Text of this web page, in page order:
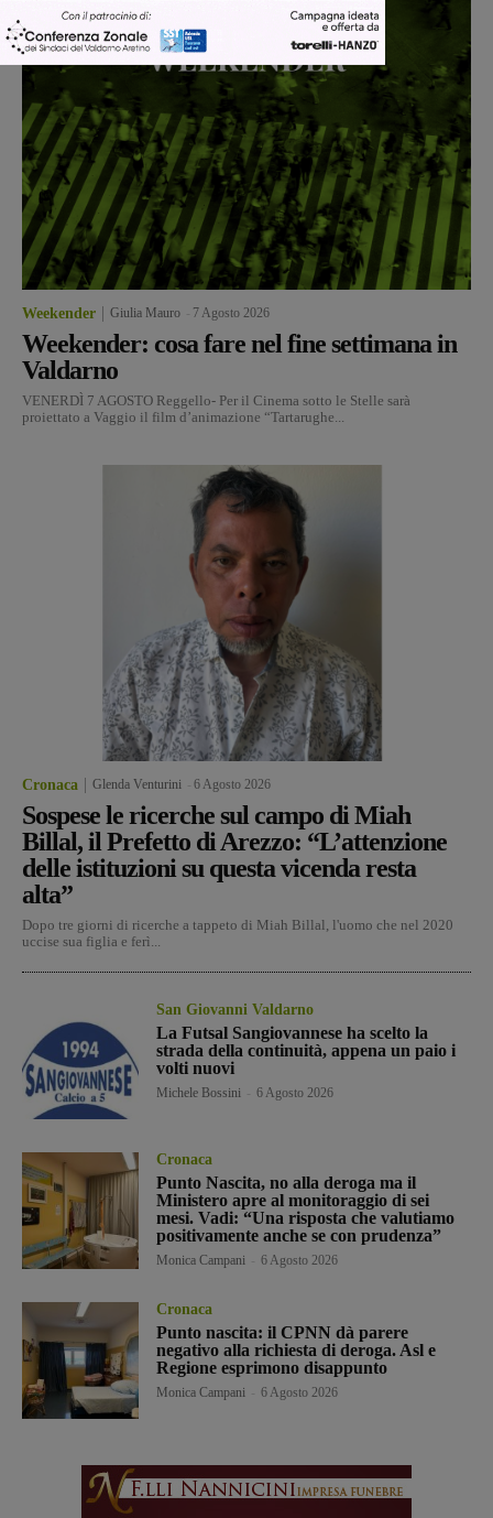
Weekender Giulia Mauro 7 Agosto 2026
Weekender: cosa fare nel fine settimana in
Valdarno
VENERDÌ 7 AGOSTO Reggello- Per il Cinema sotto le Stelle sarà
proiettato a Vaggio il film d’animazione “Tartarughe...
Cronaca Glenda Venturini 6 Agosto 2026
Sospese le ricerche sul campo di Miah
Billal, il Prefetto di Arezzo: “L’attenzione
delle istituzioni su questa vicenda resta
alta”
Dopo tre giorni di ricerche a tappeto di Miah Billal, l'uomo che nel 2020
uccise sua figlia e ferì...
San Giovanni Valdarno
La Futsal Sangiovannese ha scelto la
strada della continuità, appena un paio i
volti nuovi
Michele Bossini 6 Agosto 2026
Cronaca
Punto Nascita, no alla deroga ma il
Ministero apre al monitoraggio di sei
mesi. Vadi: “Una risposta che valutiamo
positivamente anche se con prudenza”
Monica Campani 6 Agosto 2026
Cronaca
Punto nascita: il CPNN dà parere
negativo alla richiesta di deroga. Asl e
Regione esprimono disappunto
Monica Campani 6 Agosto 2026